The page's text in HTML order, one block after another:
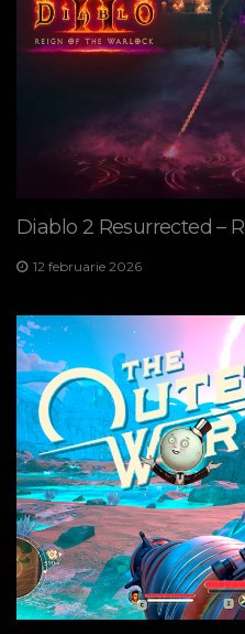
Diablo 2 Resurrected –
12 februarie 2026